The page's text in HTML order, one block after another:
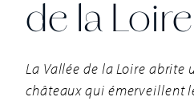
de la Loire
La Vallée de la Loire abrite
châteaux qui émerveillent